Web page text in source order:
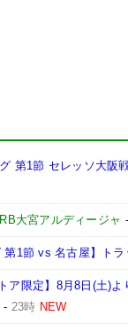
第1節 セレッソ大阪
RB大宮アルディージャ
第1節 vs 名古屋】ト
ア限定】8月8日(土)
- 23時 NEW